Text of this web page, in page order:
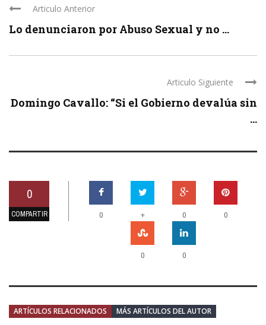
Articulo Anterior
Lo denunciaron por Abuso Sexual y no ...
Articulo Siguiente
Domingo Cavallo: “Si el Gobierno devalúa sin
...
0
COMPARTIR 0 + 0 0
0 0
ARTÍCULOS RELACIONADOS MÁS ARTÍCULOS DEL AUTOR